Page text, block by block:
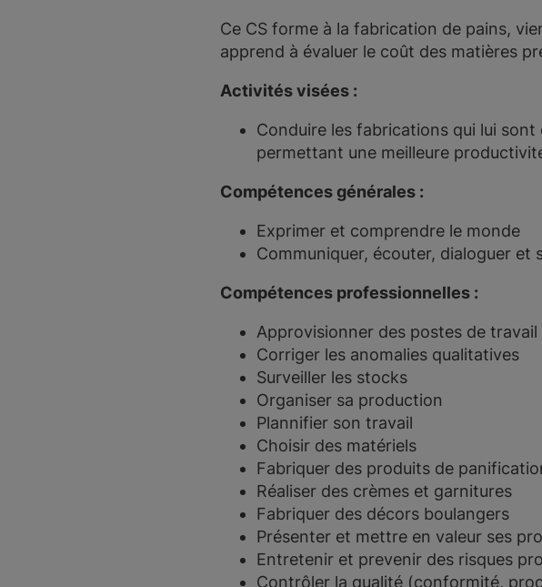
Ce CS forme à la fabrication de pains,
apprend à évaluer le coût des matières
Activités visées :
Conduire les fabrications qui lui
permettant une meilleure
Compétences générales :
Exprimer et comprendre le monde
Communiquer, écouter, dialoguer et
Compétences professionnelles :
Approvisionner des postes de travail
Corriger les anomalies qualitatives
Surveiller les stocks
Organiser sa production
Plannifier son travail
Choisir des matériels
Fabriquer des produits de
Réaliser des crèmes et garnitures
Fabriquer des décors boulangers
Présenter et mettre en valeur ses
Entretenir et prevenir des risques
Contrôler la qualité (conformité,